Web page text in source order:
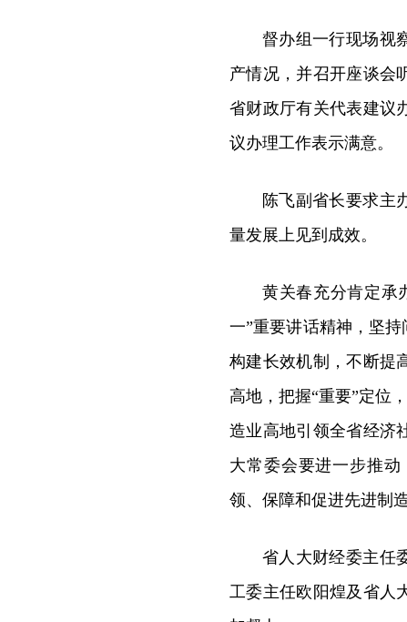
督办组一行现场视
产情况，并召开座谈会
省财政厅有关代表建议
议办理工作表示满意。
陈飞副省长要求主
量发展上见到成效。
黄关春充分肯定承
一”重要讲话精神，坚
构建长效机制，不断提
高地，把握“重要”定位
造业高地引领全省经济
大常委会要进一步推
领、保障和促进先进制
省人大财经委主任
工委主任欧阳煌及省人